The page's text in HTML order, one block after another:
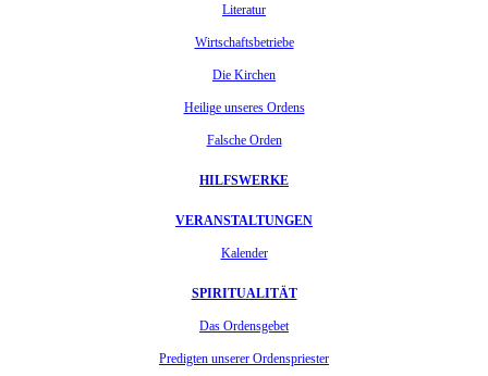
Literatur
Wirtschaftsbetriebe
Die Kirchen
Heilige unseres Ordens
Falsche Orden
HILFSWERKE
VERANSTALTUNGEN
Kalender
SPIRITUALITÄT
Das Ordensgebet
Predigten unserer Ordenspriester